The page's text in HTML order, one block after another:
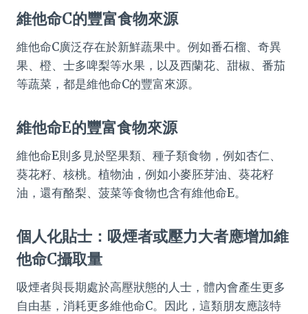
維他命C的豐富食物來源
維他命C廣泛存在於新鮮蔬果中。例如番石榴、奇異
果、橙、士多啤梨等水果，以及西蘭花、甜椒、番茄
等蔬菜，都是維他命C的豐富來源。
維他命E的豐富食物來源
維他命E則多見於堅果類、種子類食物，例如杏仁、
葵花籽、核桃。植物油，例如小麥胚芽油、葵花籽
油，還有酪梨、菠菜等食物也含有維他命E。
個人化貼士：吸煙者或壓力大者應增加維
他命C攝取量
吸煙者與長期處於高壓狀態的人士，體內會產生更多
自由基，消耗更多維他命C。因此，這類朋友應該特